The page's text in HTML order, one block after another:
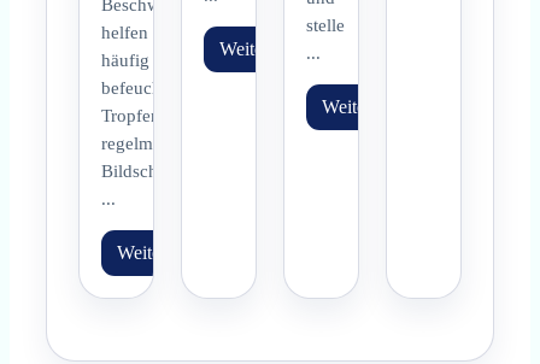
Beschwerden
helfen
häufig
befeuchtende
Tropfen,
regelmässige
Bildschirmpausen
...
Weiterlesen
Weiterlesen
stelle
...
Weiterlesen